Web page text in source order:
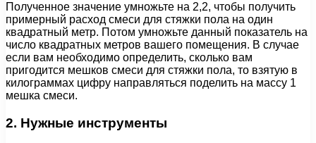
Полученное значение умножьте на 2,2, чтобы получить
примерный расход смеси для стяжки пола на один
квадратный метр. Потом умножьте данный показатель на
число квадратных метров вашего помещения. В случае
если вам необходимо определить, сколько вам
пригодится мешков смеси для стяжки пола, то взятую в
килограммах цифру направляться поделить на массу 1
мешка смеси.
2. Нужные инструменты